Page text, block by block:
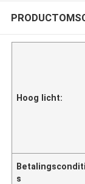
Hoog licht:
s